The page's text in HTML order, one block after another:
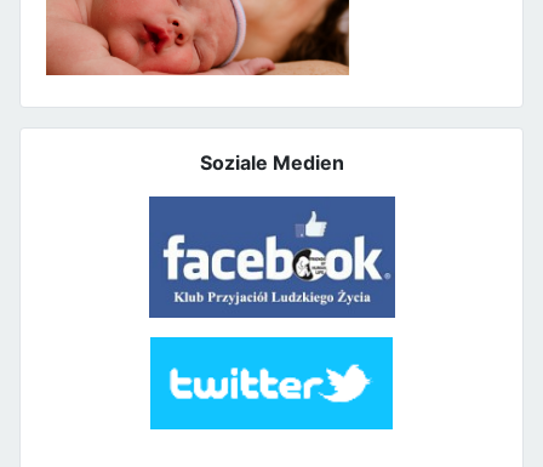
Soziale Medien